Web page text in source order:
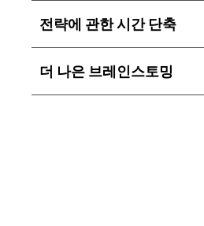
전략에 관한 시간 단축
더 나은 브레인스토밍